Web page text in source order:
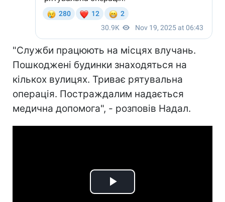
"Служби працюють на місцях влучань.
Пошкоджені будинки знаходяться на
кількох вулицях. Триває рятувальна
операція. Постраждалим надається
медична допомога", - розповів Надал.
Play